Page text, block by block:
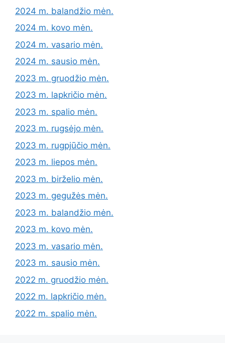
2024 m. balandžio mėn.
2024 m. kovo mėn.
2024 m. vasario mėn.
2024 m. sausio mėn.
2023 m. gruodžio mėn.
2023 m. lapkričio mėn.
2023 m. spalio mėn.
2023 m. rugsėjo mėn.
2023 m. rugpjūčio mėn.
2023 m. liepos mėn.
2023 m. birželio mėn.
2023 m. gegužės mėn.
2023 m. balandžio mėn.
2023 m. kovo mėn.
2023 m. vasario mėn.
2023 m. sausio mėn.
2022 m. gruodžio mėn.
2022 m. lapkričio mėn.
2022 m. spalio mėn.